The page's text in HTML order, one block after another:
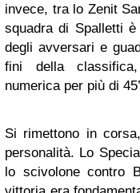
invece, tra lo Zenit
squadra di Spalletti
degli avversari e
fini della
numerica per più di
Si rimettono in
personalità. Lo
lo scivolone contro